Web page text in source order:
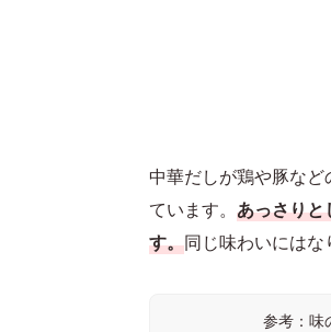
中華だしが鶏や豚な
ています。 あっさりと
す。同じ味わいにはな
参考：味